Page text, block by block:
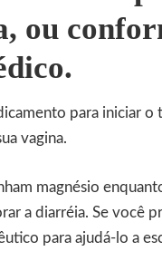
ou
para iniciar o
vagina.
magnésio
a diarréia. Se você
para ajudá-lo a